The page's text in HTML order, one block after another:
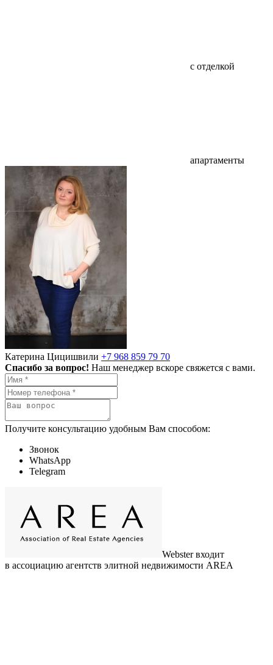
с отделкой
апартаменты
Катерина Цицишвили +7 968 859 79 70
Спасибо за вопрос! Наш менеджер вскоре свяжется с вами.
Получите консультацию удобным Вам способом:
Звонок
WhatsApp
Telegram
Webster входит
в ассоциацию агентств элитной недвижимости AREA